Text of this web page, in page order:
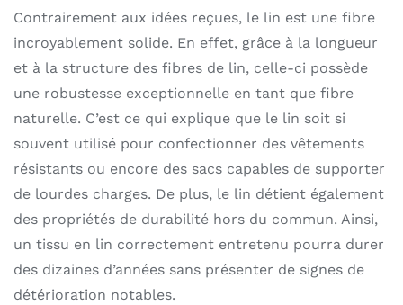
Contrairement aux idées reçues, le lin est une fibre
incroyablement solide. En effet, grâce à la longueur
et à la structure des fibres de lin, celle-ci possède
une robustesse exceptionnelle en tant que fibre
naturelle. C’est ce qui explique que le lin soit si
souvent utilisé pour confectionner des vêtements
résistants ou encore des sacs capables de supporter
de lourdes charges. De plus, le lin détient également
des propriétés de durabilité hors du commun. Ainsi,
un tissu en lin correctement entretenu pourra durer
des dizaines d’années sans présenter de signes de
détérioration notables.